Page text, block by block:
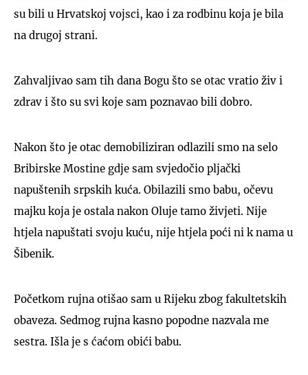
su bili u Hrvatskoj vojsci, kao i za rodbinu koja je bila
na drugoj strani.
Zahvaljivao sam tih dana Bogu što se otac vratio živ i
zdrav i što su svi koje sam poznavao bili dobro.
Nakon što je otac demobiliziran odlazili smo na selo
Bribirske Mostine gdje sam svjedočio pljački
napuštenih srpskih kuća. Obilazili smo babu, očevu
majku koja je ostala nakon Oluje tamo živjeti. Nije
htjela napuštati svoju kuću, nije htjela poći ni k nama u
Šibenik.
Početkom rujna otišao sam u Rijeku zbog fakultetskih
obaveza. Sedmog rujna kasno popodne nazvala me
sestra. Išla je s ćaćom obići babu.